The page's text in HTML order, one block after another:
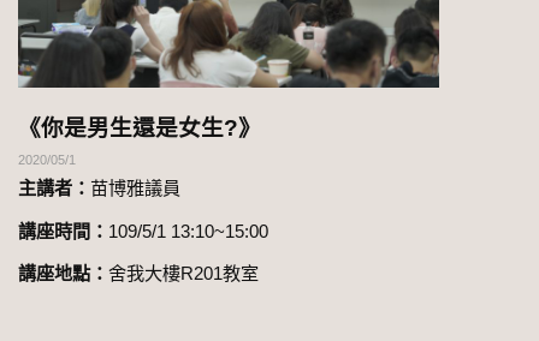
《你是男生還是女生?》
2020/05/1
主講者： 苗博雅議員
講座時間： 109/5/1 13:10~15:00
講座地點：舍我大樓R201教室